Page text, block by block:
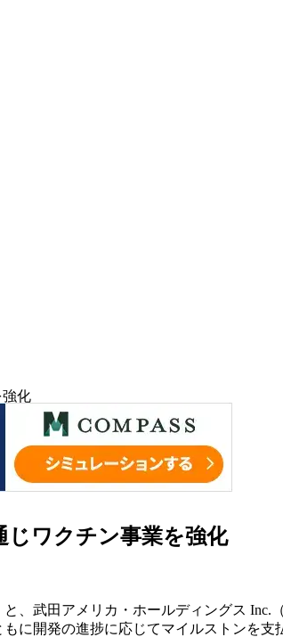
強化
じワクチン事業を強化
と、武田アメリカ・ホールディングス
に開発の進捗に応じてマイルストンを支